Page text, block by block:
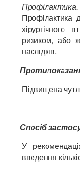
Профілактика.
Профілактика
хірургічного
ризиком, або
наслідків.
Підвищена
Спосіб
У
введення